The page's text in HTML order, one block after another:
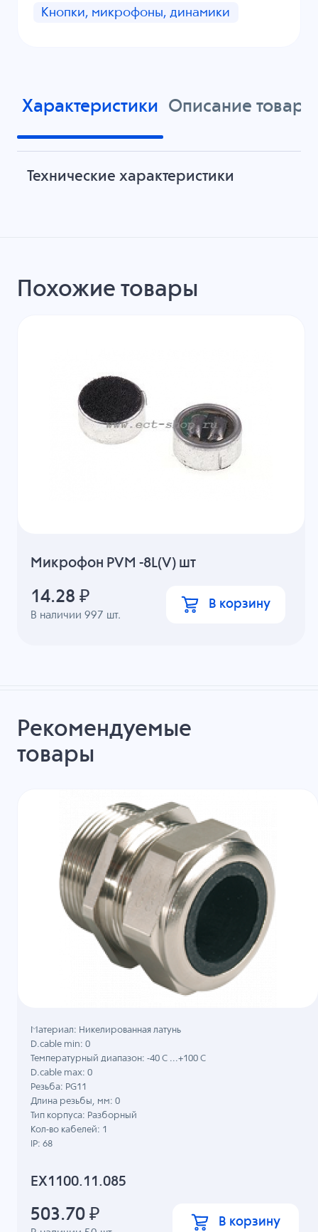
Кнопки, микрофоны, динамики
Характеристики Описание товара
Технические характеристики
Похожие товары
Микрофон PVM -8L(V) шт
В наличии997 шт.
14.28 ₽ В корзину
Рекомендуемые
товары
EX1100.11.085
Материал: Никелированная латунь
D.cable min: 0
Температурный диапазон: -40 C ...+100 C
D.cable max: 0
Резьба: PG11
Длина резьбы, мм: 0
Тип корпуса: Разборный
Кол-во кабелей: 1
IP: 68
503.70 ₽ В корзину